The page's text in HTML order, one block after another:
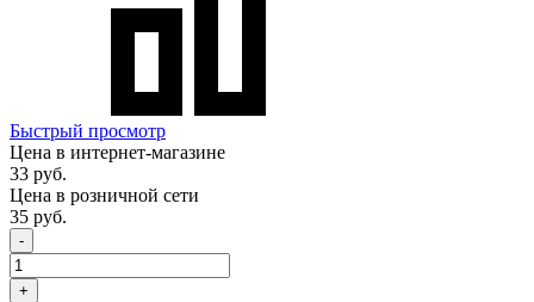
Быстрый просмотр
Цена в интернет-магазине
33 руб.
Цена в розничной сети
35 руб.
-
+